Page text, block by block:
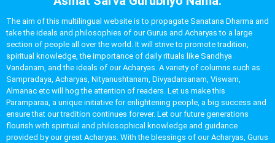
The aim of this multilingual website is to propagate Sanatana Dharma and
take the ideals and philosophies of our Gurus and Acharyas to a large
section of people all over the world. It will strive to promote tradition,
spiritual knowledge, the importance of daily rituals like Sandhya
Vandanam, and the ideals of our Acharyas. A variety of columns such as
Sampradaya, Acharyas, Nityanushtanam, Divyadarsanam, Viswam,
Almanac etc will hog the attention of readers. Let us make this
Paramparaa, a unique initiative for enlightening people, a big success and
ensure that our tradition continues forever. Let our future generations
flourish with spiritual and philosophical knowledge and guidance
provided by our great Acharyas. With the blessings of our Acharyas, Gurus